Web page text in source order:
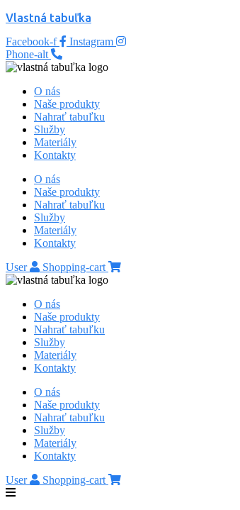
Vlastná tabuľka
Facebook-f
Instagram
Phone-alt
O nás
Naše produkty
Nahrať tabuľku
Služby
Materiály
Kontakty
O nás
Naše produkty
Nahrať tabuľku
Služby
Materiály
Kontakty
User
Shopping-cart
O nás
Naše produkty
Nahrať tabuľku
Služby
Materiály
Kontakty
O nás
Naše produkty
Nahrať tabuľku
Služby
Materiály
Kontakty
User
Shopping-cart